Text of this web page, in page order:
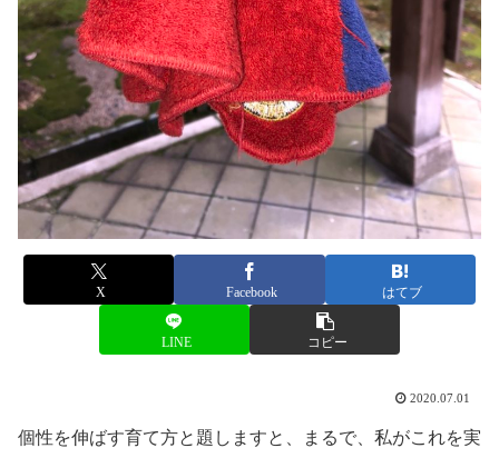
X Facebook はてブ
LINE コピー
2020.07.01
個性を伸ばす育て方と題しますと、まるで、私がこれを実